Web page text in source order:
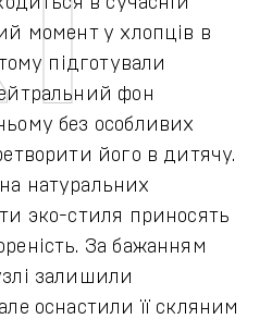
момент у хлопців в
підготували
фон
без особливих
його в дитячу.
натуральних
эко-стиля приносять
За бажанням
залишили
оснастили її скляним